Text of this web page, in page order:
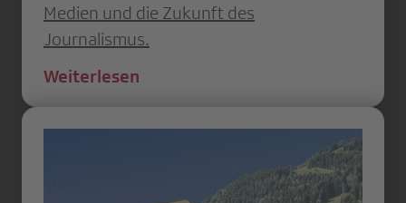
Medien und die Zukunft des
Journalismus.
Weiterlesen